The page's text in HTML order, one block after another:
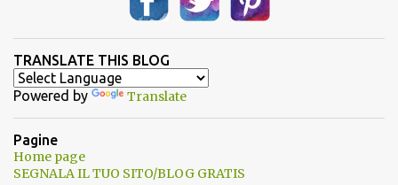
TRANSLATE THIS BLOG
Powered by Translate
Pagine
Home page
SEGNALA IL TUO SITO/BLOG GRATIS